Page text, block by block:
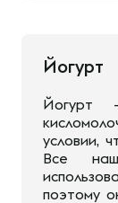
Йогурт
Йогурт
условии,
Все
поэтому